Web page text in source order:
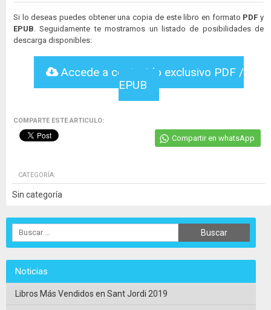
Si lo deseas puedes obtener una copia de este libro en formato PDF y
EPUB . Seguidamente te mostramos un listado de posibilidades de
descarga disponibles:
Accede a contenido exclusivo PDF /
EPUB
COMPARTE ESTE ARTICULO:
Compartir en whatsApp
CATEGORÍA:
Sin categoría
Noticias
Libros Más Vendidos en Sant Jordi 2019